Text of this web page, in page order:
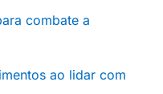
combate a
ao lidar com